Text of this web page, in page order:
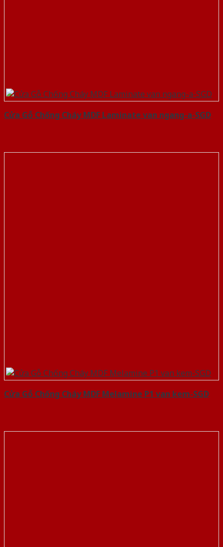
Cửa Gỗ Chống Cháy MDF Laminate van ngang-a-SGD
Cửa Gỗ Chống Cháy MDF Melamine P1 van kem-SGD